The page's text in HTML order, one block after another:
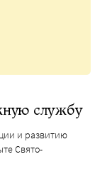
службу
и развитию
Свято-